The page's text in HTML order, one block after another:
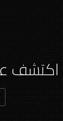
اكتشف